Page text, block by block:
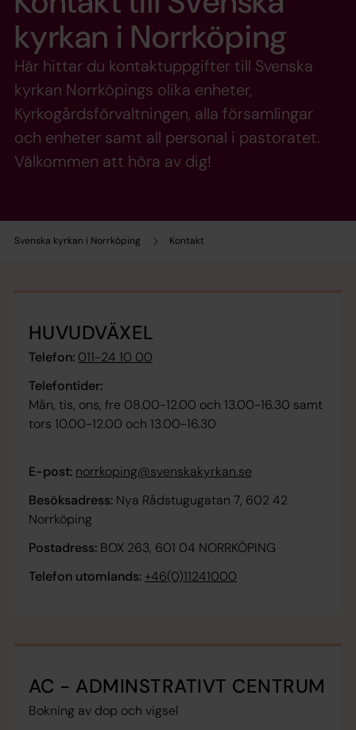
Svenska kyrkan i Norrköping Kontakt
kyrkan i Norrköping
Här hittar du kontaktuppgifter till Svenska
kyrkan Norrköpings olika enheter,
Kyrkogårdsförvaltningen, alla församlingar
och enheter samt all personal i pastoratet.
Välkommen att höra av dig!
HUVUDVÄXEL
Telefon: 011-24 10 00
Telefontider:
Mån, tis, ons, fre 08.00-12.00 och 13.00-16.30 samt
tors 10.00-12.00 och 13.00-16.30
E-post: norrkoping@svenskakyrkan.se
Besöksadress: Nya Rådstugugatan 7, 602 42
Norrköping
Postadress: BOX 263, 601 04 NORRKÖPING
Telefon utomlands:+46(0)11241000
AC - ADMINSTRATIVT CENTRUM
Bokning av dop och vigsel